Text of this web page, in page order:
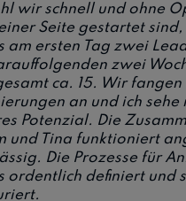
wir schnell und ohne
Seite gestartet
am ersten Tag zwei
zwei
ca. 15. Wir
an und ich sehe
Potenzial. Die
und Tina funktioniert
Die Prozesse für
ordentlich definiert und